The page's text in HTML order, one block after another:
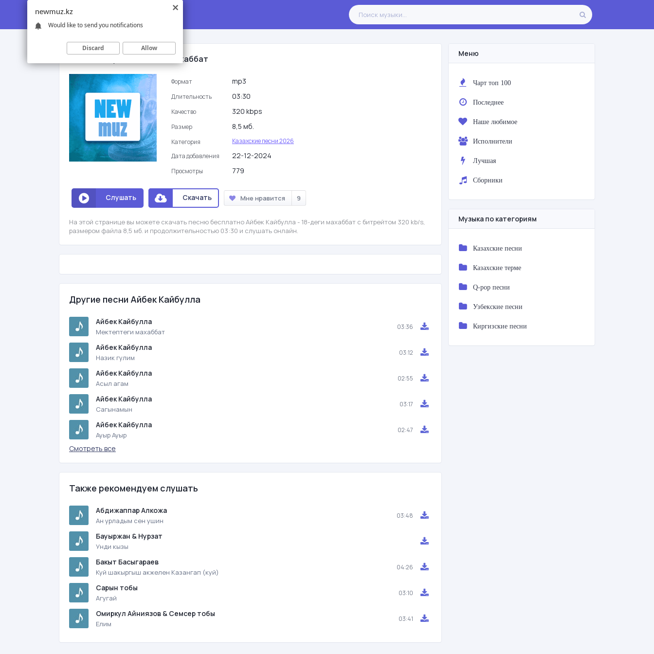
Айбек Кайбулла - 18-деги махаббат
Формат mp3
Длительность 03:30
Качество 320 kbps
Размер 8,5 мб.
Категория
Казахские песни 2026
Дата добавления
22-12-2024
Просмотры 779
Слушать Скачать Мне нравится 9
На этой странице вы можете скачать песню бесплатно Айбек Кайбулла - 18-деги махаббат с битрейтом 320 kb/s,
размером файла 8,5 мб. и продолжительностью 03:30 и слушать онлайн.
Другие песни Айбек Кайбулла
Айбек Кайбулла
Мектептеги махаббат
03:36
Айбек Кайбулла
Назик гулим
03:12
Айбек Кайбулла
Асыл агам
02:55
Айбек Кайбулла
Сагынамын
03:17
Айбек Кайбулла
Ауыр Ауыр
02:47
Смотреть все
Также рекомендуем слушать
Абдижаппар Алкожа
Ан урладым сен ушин
03:48
Бауыржан & Нурзат
Унди кызы
Бакыт Басыгараев
Куй шакыргыш акжелен Казангап (куй)
04:26
Сарын тобы
Агугай
03:10
Омиркул Айниязов & Семсер тобы
Елим
03:41
Меню
Чарт топ 100
Последнее
Наше любимое
Исполнители
Лучшая
Сборники
Музыка по категориям
Казахские песни
Казахские терме
Q-pop песни
Узбекские песни
Киргизские песни
newmuz.kz
Would like to send you notifications
Discard Allow